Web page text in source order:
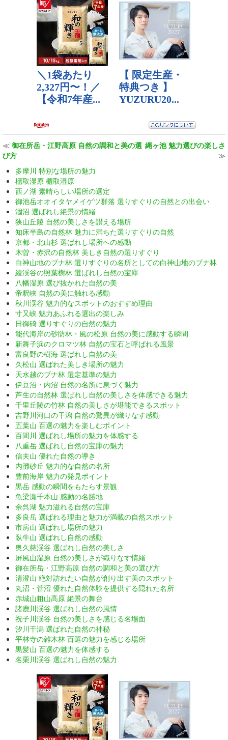
≪ 御在所岳・江野高原 自然の調和と美の選
び方
縄ヶ池 魅力選びの楽しさ
≫
多摩川 特別な場所の魅力
櫃取湿原 櫃取湿原
西ノ湖 素晴らしい場所の選定
御池岳オオイタヤメイゲツ群落 選りすぐりの自然との出会い
涸沼 選ばれし絶景の情緒
狭山丘陵 自然の美しさを讃える場所
知床半島の自然林 魅力に満ちた選りすぐりの自然
京都・北山杉 選ばれし場所への感動
木曽・赤沢の自然林 美しき自然の選りすぐり
白神山地のブナ林 選りすぐりの名所としての白神山地のブナ林
綾渓谷の照葉樹林 選ばれし自然の宝庫
八幡湿原 選び抜かれた自然の美
帝釈峡 自然の美に触れる感動
秋川渓谷 魅力的なスポットのおすすめ理由
寸又峡 魅力あふれる選出の楽しみ
日御碕 選りすぐりの自然の魅力
能代海岸の砂防林・風の松原 自然の美に感動する瞬間
新舞子浜のクロマツ林 自然の宝石と呼ばれる風景
富良野の樹海 選ばれし自然の美
久松山 選ばれた美しき場所の魅力
天水越のブナ林 選定基準の魅力
伊豆沼・内沼 自然の名所に息づく魅力
芦生の自然林 選ばれし自然の美しさを体感できる魅力
千里丘陵の竹林 自然の美しさが堪能できるスポット
吉野川河口の干潟 自然の驚異が織りなす感動
五葉山 百選の魅力を楽しむポイント
百間川 選ばれし場所の魅力を体感する
八重岳 選ばれし自然の宝庫の魅力
信夫山 優れた自然の導き
内灘砂丘 魅力的な自然の名所
豊前海岸 魅力の発見ポイント
黒岳 感動の瞬間をもたらす景観
魚梁瀬千本山 感動の名勝地
余呉湖 魅力溢れる自然の宝庫
多良岳 選ばれる理由と魅力が満載の自然スポット
市房山 選ばれし場所の魅力
臥牛山 選ばれし自然の感動
奥久慈渓谷 選ばれし自然の美しさ
屏風山湿原 自然の美しさが織りなす情緒
御在所岳・江野高原 自然の調和と美の選び方
清澄山 絶対訪れたい自然が創り出す美のスポット
丸沼・菅沼 優れた自然体験を提供する隠れた名所
赤城山粗山高原 絶景の舞台
諸鹿川渓谷 選ばれし自然の風情
祝子川渓谷 自然の美しさを感じる名場面
汐川干潟 選ばれた自然の神秘
平林寺の雑木林 百選の魅力を感じる場所
黒髪山 百選の魅力を体感する
名栗川渓谷 選ばれし自然の魅力